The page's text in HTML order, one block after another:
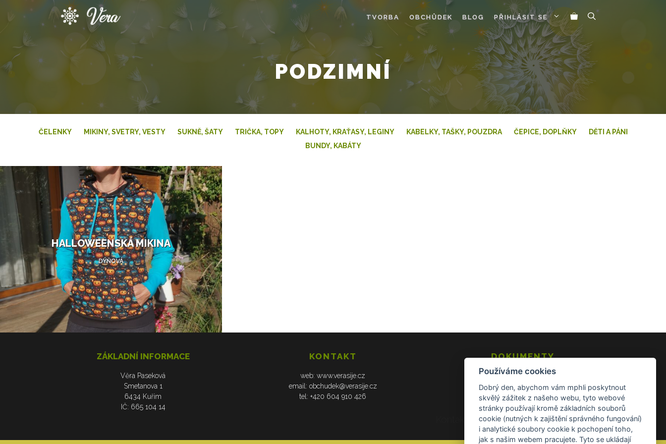
Přeskočit
na
obsah
TVORBA OBCHŮDEK BLOG PŘIHLÁSIT SE
PODZIMNÍ
ČELENKY MIKINY, SVETRY, VESTY SUKNĚ, ŠATY TRIČKA, TOPY KALHOTY, KRAŤASY, LEGINY KABELKY, TAŠKY, POUZDRA ČEPICE, DOPLŇKY
DĚTI A PÁNI
BUNDY, KABÁTY
HALLOWEENSKÁ MIKINA
DÝŇOVÁ
ZÁKLADNÍ INFORMACE
Věra Paseková
Smetanova 1
6434 Kuřim
IČ: 665 104 14
KONTAKT
web: www.verasije.cz
email: obchudek@verasije.cz
tel: +420 604 910 426
DOKUMENTY
Všeobecné obchodní podmínky
Zásady ochrany osobních údajů
Reklamace a vrácení zboží
Kontakt Kontakt
Používáme cookies
Dobrý den, abychom vám mphli poskytnout
skvělý zážitek z našeho webu, tyto webové
stránky používají kromě základních souborů
cookie (nutných k zajištění správného fungování)
i analytické soubory cookie k pochopení toho,
jak s našim webem pracujete. Tyto se ukládají